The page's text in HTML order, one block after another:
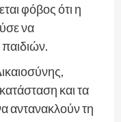
φόβος ότι η
να
και τα
αντανακλούν τη